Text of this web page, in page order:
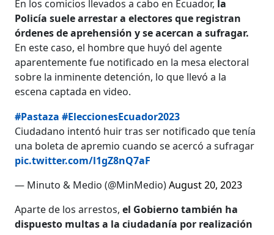
En los comicios llevados a cabo en Ecuador, la
Policía suele arrestar a electores que registran
órdenes de aprehensión y se acercan a sufragar.
En este caso, el hombre que huyó del agente
aparentemente fue notificado en la mesa electoral
sobre la inminente detención, lo que llevó a la
escena captada en video.
#Pastaza #EleccionesEcuador2023
Ciudadano intentó huir tras ser notificado que tenía
una boleta de apremio cuando se acercó a sufragar
pic.twitter.com/l1gZ8nQ7aF
— Minuto & Medio (@MinMedio)August 20, 2023
Aparte de los arrestos,el Gobierno también ha
dispuesto multas a la ciudadanía por realización